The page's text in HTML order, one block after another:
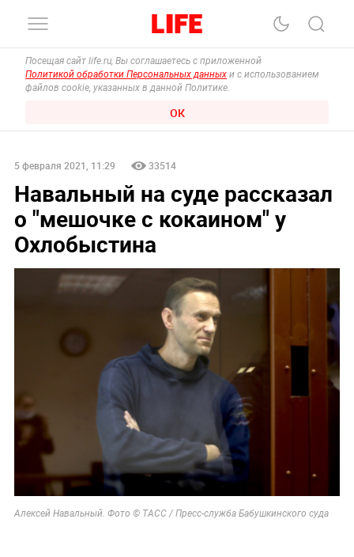
Посещая сайт life.ru, Вы соглашаетесь с приложенной
Политикой обработки Персональных данных и с использованием
файлов cookie, указанных в данной Политике.
ОК
5 февраля 2021, 11:29 33514
Навальный на суде рассказал
о "мешочке с кокаином" у
Охлобыстина
Алексей Навальный. Фото © ТАСС / Пресс-служба Бабушкинского суда